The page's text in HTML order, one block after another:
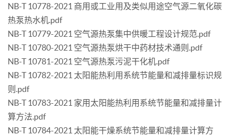
NB-T 10778-2021 商用或工业用及类似用途空气源二氧化碳
热泵热水机.pdf
NB-T 10779-2021 空气源热泵集中供暖工程设计规范.pdf
NB-T 10780-2021 空气源热泵烘干中药材技术通则.pdf
NB-T 10781-2021 空气源热泵污泥干化机.pdf
NB-T 10782-2021 太阳能热利用系统节能量和减排量标识规
则.pdf
NB-T 10783-2021 家用太阳能热利用系统节能量和减排量计
算方法.pdf
NB-T 10784-2021 太阳能干燥系统节能量和减排量计算方